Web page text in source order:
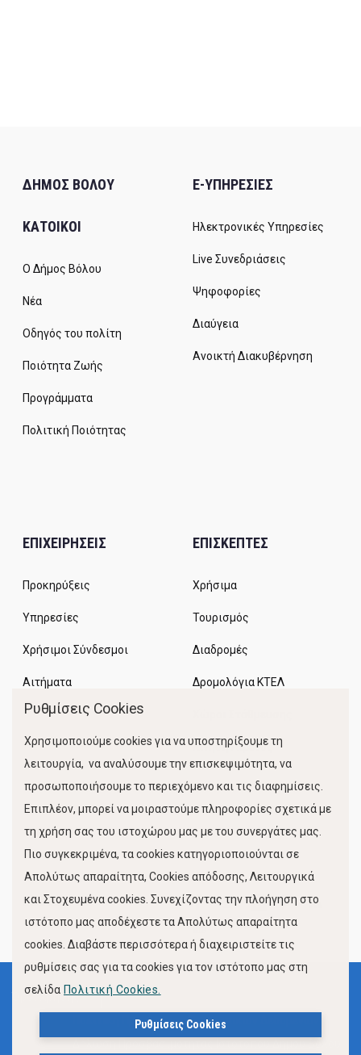
ΔΗΜΟΣ ΒΟΛΟΥ
ΚΑΤΟΙΚΟΙ
Ο Δήμος Βόλου
Νέα
Οδηγός του πολίτη
Ποιότητα Ζωής
Προγράμματα
Πολιτική Ποιότητας
E-ΥΠΗΡΕΣΙΕΣ
Ηλεκτρονικές Υπηρεσίες
Live Συνεδριάσεις
Ψηφοφορίες
Διαύγεια
Ανοικτή Διακυβέρνηση
ΕΠΙΧΕΙΡΗΣΕΙΣ
Προκηρύξεις
Υπηρεσίες
Χρήσιμοι Σύνδεσμοι
Αιτήματα
ΕΠΙΣΚΕΠΤΕΣ
Χρήσιμα
Τουρισμός
Διαδρομές
Δρομολόγια ΚΤΕΛ
Κίνηση Λιμένος
FOLLOW US
Όροι Χρήσης
Πολιτική Προστασίας Προσωπικών Δεδομένων
Ρυθμίσεις Cookies
Χρησιμοποιούμε cookies για να υποστηρίξουμε τη
λειτουργία, να αναλύσουμε την επισκεψιμότητα, να
προσωποποιήσουμε το περιεχόμενο και τις διαφημίσεις.
Επιπλέον, μπορεί να μοιραστούμε πληροφορίες σχετικά με
τη χρήση σας του ιστοχώρου μας με του συνεργάτες μας.
Πιο συγκεκριμένα, τα cookies κατηγοριοποιούνται σε
Απολύτως απαραίτητα, Cookies απόδοσης, Λειτουργικά
και Στοχευμένα cookies. Συνεχίζοντας την πλοήγηση στο
ιστότοπο μας αποδέχεστε τα Απολύτως απαραίτητα
cookies. Διαβάστε περισσότερα ή διαχειριστείτε τις
ρυθμίσεις σας για τα cookies για τον ιστότοπο μας στη
σελίδα Πολιτική Cookies.
Ρυθμίσεις Cookies